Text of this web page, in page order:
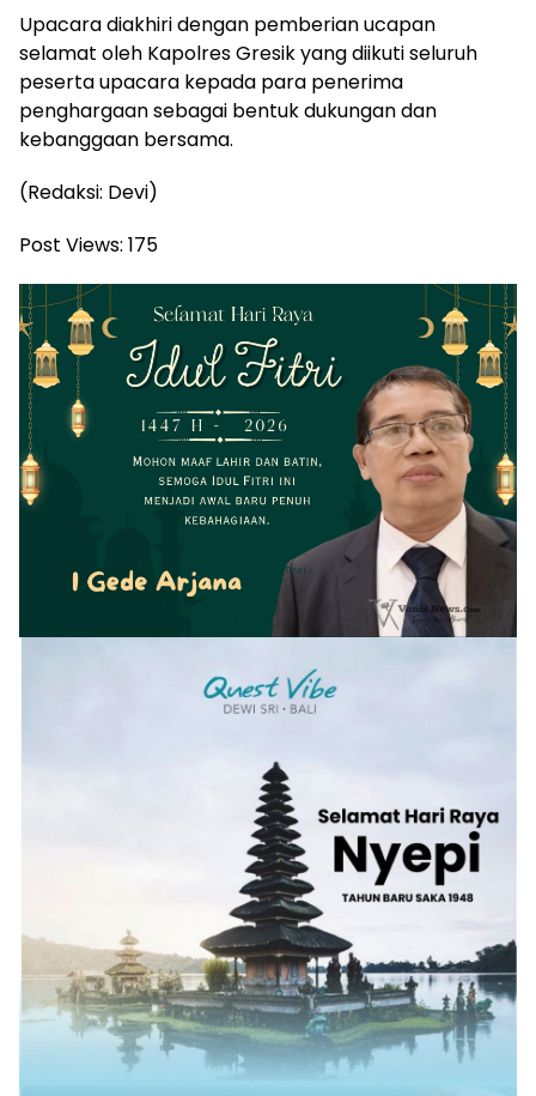
Upacara diakhiri dengan pemberian ucapan
selamat oleh Kapolres Gresik yang diikuti seluruh
peserta upacara kepada para penerima
penghargaan sebagai bentuk dukungan dan
kebanggaan bersama.
(Redaksi: Devi)
Post Views: 175